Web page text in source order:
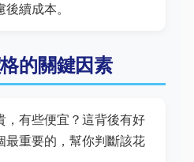
續成本。
的關鍵因素
，有些便宜？這背後有好
最重要的，幫你判斷該花